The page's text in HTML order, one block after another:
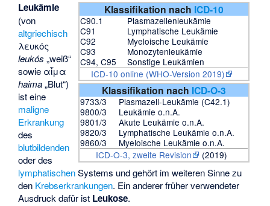
Klassifikation nach ICD-10
C90.1
Plasmazellenleukämie
C91
Lymphatische Leukämie
C92
Myeloische Leukämie
C93
Monozytenleukämie
C94, C95
Sonstige Leukämien
ICD-10 online (WHO-Version 2019)
Klassifikation nach ICD-O-3
9733/3
Plasmazell-Leukämie (C42.1)
9800/3
Leukämie o.n.A.
9801/3
Akute Leukämie o.n.A.
9820/3
Lymphatische Leukämie o.n.A.
9860/3
Myeloische Leukämie o.n.A.
ICD-O-3, zweite Revision
(2019)
Leukämie
(von
altgriechisch
λευκός
leukós „weiß“
sowie αἷμα
haima„Blut“)
ist eine
maligne
Erkrankung
des
blutbildenden
oder des
lymphatischenSystems und gehört im weiteren Sinne zu
den Krebserkrankungen. Ein anderer früher verwendeter
Ausdruck dafür ist Leukose.